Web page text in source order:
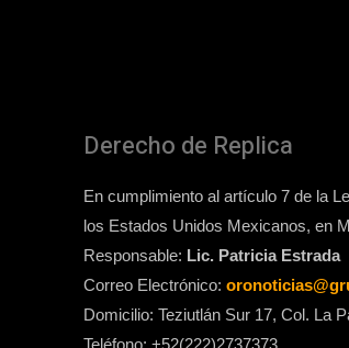
Derecho de Replica
En cumplimiento al artículo 7 de la
los Estados Unidos Mexicanos, en
Responsable: Lic. Patricia Estrada
Correo Electrónico:
Domicilio: Teziutlán Sur 17, Col. La
Teléfono: +52(222)2737373